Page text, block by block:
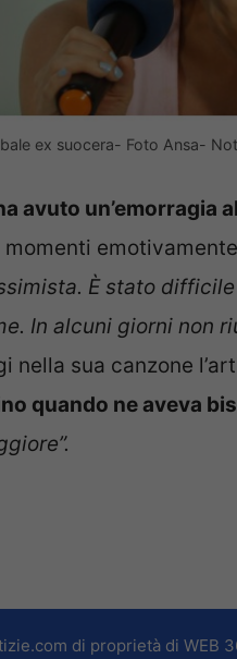
ex suocera- Foto Ansa-
avuto un’emorragia
È stato
In alcuni giorni non
nella sua canzone
quando ne aveva
di proprietà di WEB